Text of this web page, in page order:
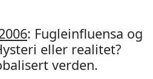
: Fugleinfluensa og
eller realitet?
verden.